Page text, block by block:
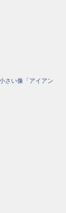
さい像「アイアン